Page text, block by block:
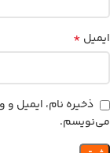
ایمیل *
ذخیره نام، ایمیل و
می‌نویسم.